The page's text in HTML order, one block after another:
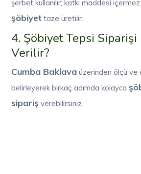
şerbet kullanılır; katkı maddesi içermez.
şöbiyettaze üretilir.
4. Şöbiyet Tepsi Siparişi
Verilir?
Cumba Baklavaüzerinden ölçü ve
belirleyerek birkaç adımda kolayca
siparişverebilirsiniz.